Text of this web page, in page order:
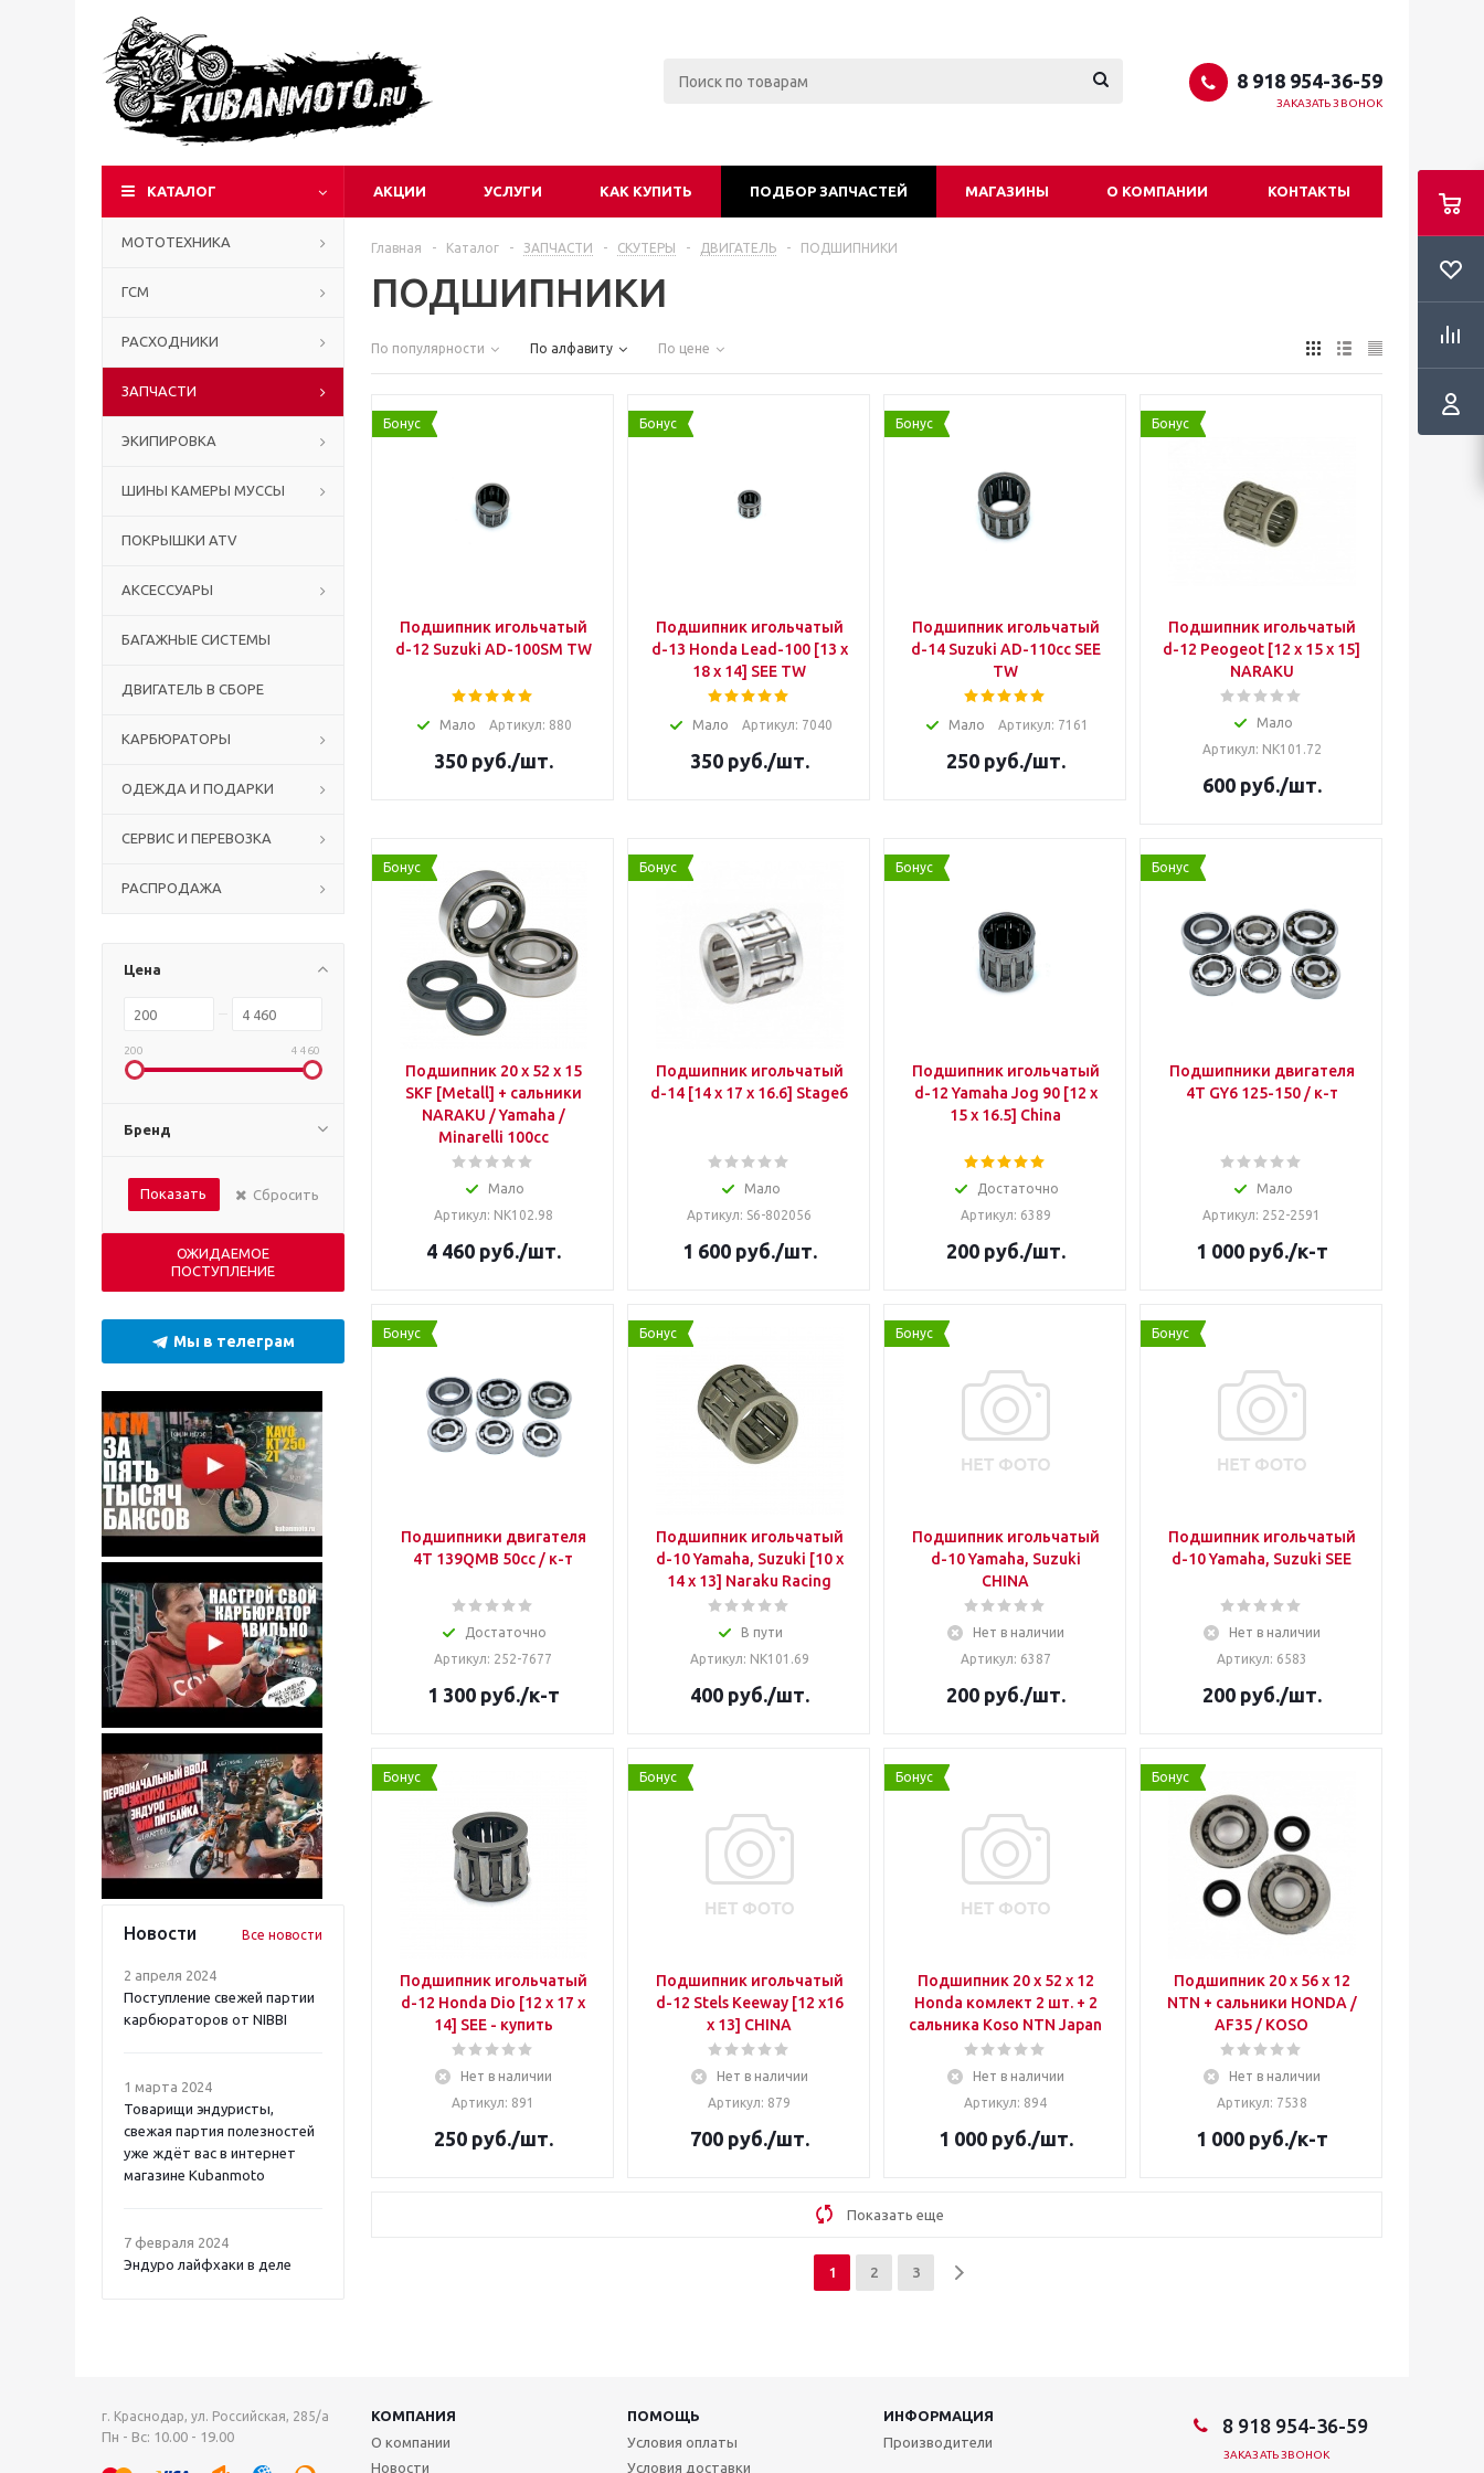
8 918 954-36-59
ЗАКАЗАТЬ ЗВОНОК
КАТАЛОГ АКЦИИ УСЛУГИ КАК КУПИТЬ ПОДБОР ЗАПЧАСТЕЙ МАГАЗИНЫ О КОМПАНИИ КОНТАКТЫ
МОТОТЕХНИКА
ГСМ
РАСХОДНИКИ
ЗАПЧАСТИ
ЭКИПИРОВКА
ШИНЫ КАМЕРЫ МУССЫ
ПОКРЫШКИ ATV
АКСЕССУАРЫ
БАГАЖНЫЕ СИСТЕМЫ
ДВИГАТЕЛЬ В СБОРЕ
КАРБЮРАТОРЫ
ОДЕЖДА И ПОДАРКИ
СЕРВИС И ПЕРЕВОЗКА
РАСПРОДАЖА
Цена
200 4 460
Бренд
Показать Сбросить
ОЖИДАЕМОЕ
ПОСТУПЛЕНИЕ
Мы в телеграм
Новости Все новости
2 апреля 2024
Поступление свежей партии
карбюраторов от NIBBI
1 марта 2024
Товарищи эндуристы,
свежая партия полезностей
уже ждёт вас в интернет
магазине Kubanmoto
7 февраля 2024
Эндуро лайфхаки в деле
Главная - Каталог - ЗАПЧАСТИ - СКУТЕРЫ - ДВИГАТЕЛЬ - ПОДШИПНИКИ
ПОДШИПНИКИ
По популярности По алфавиту По цене
Бонус
Подшипник игольчатый
d-12 Suzuki AD-100SM TW
Мало Артикул: 880
350руб./шт.
Бонус
Подшипник игольчатый
d-13 Honda Lead-100 [13 x
18 x 14] SEE TW
Мало Артикул: 7040
350руб./шт.
Бонус
Подшипник игольчатый
d-14 Suzuki AD-110cc SEE
TW
Мало Артикул: 7161
250руб./шт.
Бонус
Подшипник игольчатый
d-12 Peogeot [12 x 15 x 15]
NARAKU
Мало
Артикул: NK101.72
600руб./шт.
Бонус
Подшипник 20 x 52 x 15
SKF [Metall] + сальники
NARAKU / Yamaha /
Minarelli 100cc
Мало
Артикул: NK102.98
4 460руб./шт.
Бонус
Подшипник игольчатый
d-14 [14 x 17 x 16.6] Stage6
Мало
Артикул: S6-802056
1 600руб./шт.
Бонус
Подшипник игольчатый
d-12 Yamaha Jog 90 [12 x
15 x 16.5] China
Достаточно
Артикул: 6389
200руб./шт.
Бонус
Подшипники двигателя
4Т GY6 125-150 / к-т
Мало
Артикул: 252-2591
1 000руб./к-т
Бонус
Подшипники двигателя
4Т 139QMB 50cc / к-т
Достаточно
Артикул: 252-7677
1 300руб./к-т
Бонус
Подшипник игольчатый
d-10 Yamaha, Suzuki [10 x
14 x 13] Naraku Racing
В пути
Артикул: NK101.69
400руб./шт.
Бонус
Подшипник игольчатый
d-10 Yamaha, Suzuki
CHINA
Нет в наличии
Артикул: 6387
200руб./шт.
Бонус
Подшипник игольчатый
d-10 Yamaha, Suzuki SEE
Нет в наличии
Артикул: 6583
200руб./шт.
Бонус
Подшипник игольчатый
d-12 Honda Dio [12 x 17 x
14] SEE - купить
Нет в наличии
Артикул: 891
250руб./шт.
Бонус
Подшипник игольчатый
d-12 Stels Keeway [12 x16
x 13] CHINA
Нет в наличии
Артикул: 879
700руб./шт.
Бонус
Подшипник 20 х 52 х 12
Honda комлект 2 шт. + 2
сальника Koso NTN Japan
Нет в наличии
Артикул: 894
1 000руб./шт.
Бонус
Подшипник 20 х 56 x 12
NTN + сальники HONDA /
AF35 / KOSO
Нет в наличии
Артикул: 7538
1 000руб./к-т
Показать еще
1 2 3
г. Краснодар, ул. Российская, 285/а
Пн - Вс: 10.00 - 19.00
КОМПАНИЯ ПОМОЩЬ
ИНФОРМАЦИЯ
О компании
Новости
Условия оплаты
Условия доставки
Производители
8 918 954-36-59
ЗАКАЗАТЬ ЗВОНОК